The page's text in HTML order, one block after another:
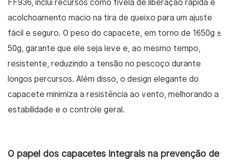
FF936, inclui recursos como fivela de liberação rápida e
acolchoamento macio na tira de queixo para um ajuste
fácil e seguro. O peso do capacete, em torno de 1650g ±
50g, garante que ele seja leve e, ao mesmo tempo,
resistente, reduzindo a tensão no pescoço durante
longos percursos. Além disso, o design elegante do
capacete minimiza a resistência ao vento, melhorando a
estabilidade e o controle geral.
O papel dos capacetes integrais na prevenção de